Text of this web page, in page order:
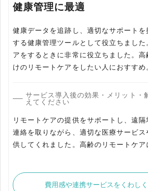
健康管理に最適
健康データを追跡し、適切なサポートを
する健康管理ツールとして役立ちまし
アをするときに非常に役立ちました。高
サービス導入後の効果・メリット・
えてください
リモートケアの提供をサポートし、遠隔
連絡を取りながら、適切な医療サービ
供してくれました。高齢のリモートケア
費用感や連携サービスをくわし